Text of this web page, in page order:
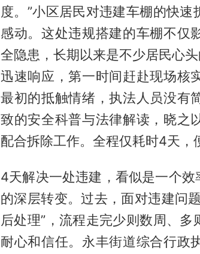
度。”小区居民对违建车棚的快
感动。这处违规搭建的车棚不仅
全隐患，长期以来是不少居民心
迅速响应，第一时间赶赴现场核
最初的抵触情绪，执法人员没有
致的安全科普与法律解读，晓之
配合拆除工作。全程仅耗时4天，
4天解决一处违建，看似是一个
的深层转变。过去，面对违建问
后处理”，流程走完少则数周、
耐心和信任。永丰街道综合行政